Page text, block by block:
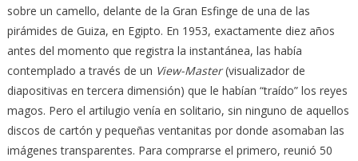
sobre un camello, delante de la Gran Esfinge de una de las
pirámides de Guiza, en Egipto. En 1953, exactamente diez años
antes del momento que registra la instantánea, las había
contemplado a través de un View-Master(visualizador de
diapositivas en tercera dimensión) que le habían “traído” los reyes
magos. Pero el artilugio venía en solitario, sin ninguno de aquellos
discos de cartón y pequeñas ventanitas por donde asomaban las
imágenes transparentes. Para comprarse el primero, reunió 50